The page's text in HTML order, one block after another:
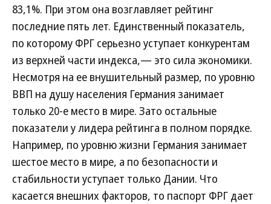
83,1%. При этом она возглавляет рейтинг
последние пять лет. Единственный показатель,
по которому ФРГ серьезно уступает конкурентам
из верхней части индекса,— это сила экономики.
Несмотря на ее внушительный размер, по уровню
ВВП на душу населения Германия занимает
только 20-е место в мире. Зато остальные
показатели у лидера рейтинга в полном порядке.
Например, по уровню жизни Германия занимает
шестое место в мире, а по безопасности и
стабильности уступает только Дании. Что
касается внешних факторов, то паспорт ФРГ дает